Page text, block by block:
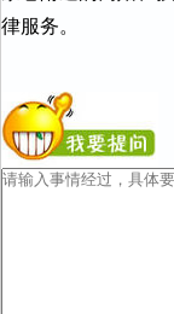
律服务。